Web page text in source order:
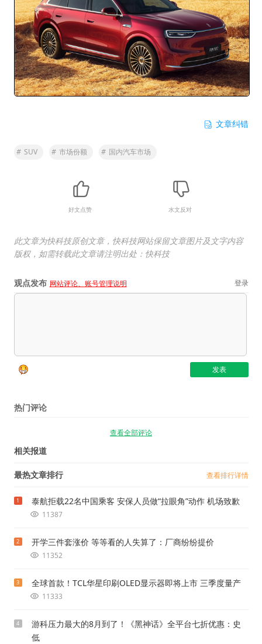
文章纠错
# SUV # 市场份额 # 国内汽车市场
好文点赞 水文反对
此文章为快科技原创文章，快科技网站保留文章图片及文字内容
版权，如需转载此文章请注明出处：快科技
观点发布 网站评论、账号管理说明 登录
热门评论
查看全部评论
相关报道
最热文章排行 查看排行详情
1 泰航拒载22名中国乘客 安保人员做“拉眼角”动作 机场致歉
11387
2 开学三件套涨价 等等看的人失算了：厂商纷纷提价
11352
3 全球首款！TCL华星印刷OLED显示器即将上市 三季度量产
11333
4
游科压力最大的8月到了！《黑神话》全平台七折优惠：史
低